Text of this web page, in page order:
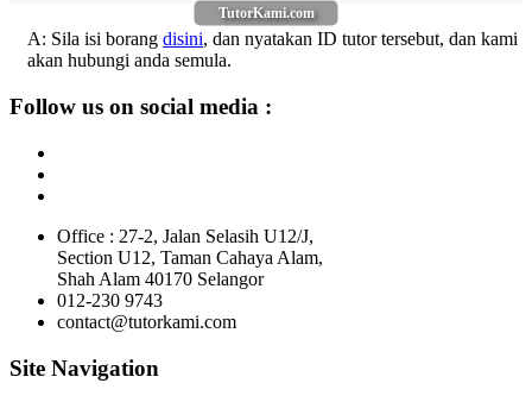
TutorKami.com
A: Sila isi borang disini, dan nyatakan ID tutor tersebut, dan kami
akan hubungi anda semula.
Follow us on social media :
Office : 27-2, Jalan Selasih U12/J,
Section U12, Taman Cahaya Alam,
Shah Alam 40170 Selangor
012-230 9743
contact@tutorkami.com
Site Navigation